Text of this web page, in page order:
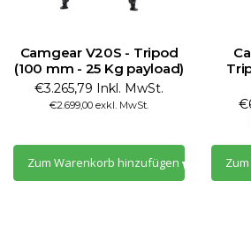
Camgear V20S - Tripod
(100 mm - 25 Kg payload)
€3.265,79 Inkl. MwSt.
€2.699,00 exkl. MwSt.
Zum Warenkorb hinzufügen